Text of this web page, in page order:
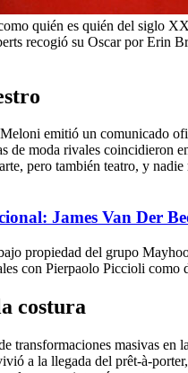
quién es quién del siglo
recogió su Oscar por Erin
emitió un comunicado
de moda rivales coincidieron
pero también teatro, y
James Van Der
propiedad del grupo
con Pierpaolo Piccioli
costura
transformaciones masivas
a la llegada del prêt-à-